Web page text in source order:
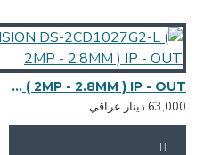
HIKVISION DS-2CD1027G2-L ( 2MP - 2.8MM ) IP - OUT